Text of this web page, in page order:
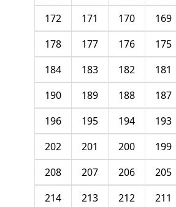
169
170
171
172
175
176
177
178
181
182
183
184
187
188
189
190
193
194
195
196
199
200
201
202
205
206
207
208
211
212
213
214